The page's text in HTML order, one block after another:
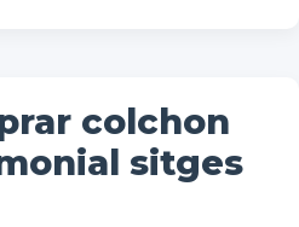
colchon
sitges